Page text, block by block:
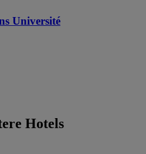
Université
Hotels